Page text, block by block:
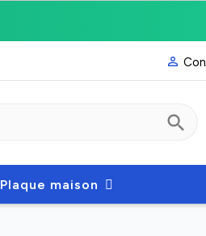

search
Plaque maison